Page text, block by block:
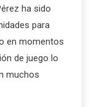
ha sido
para
en momentos
de juego lo
muchos